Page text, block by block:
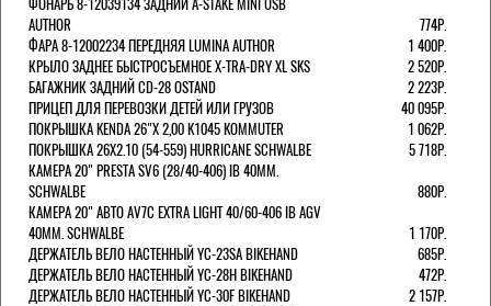
AUTHOR
774Р.
ФАРА 8-12002234 ПЕРЕДНЯЯ LUMINA AUTHOR
1 400Р.
КРЫЛО ЗАДНЕЕ БЫСТРОСЪЕМНОЕ X-TRA-DRY XL SKS
2 520Р.
БАГАЖНИК ЗАДНИЙ CD-28 OSTAND
2 223Р.
ПРИЦЕП ДЛЯ ПЕРЕВОЗКИ ДЕТЕЙ ИЛИ ГРУЗОВ
40 095Р.
ПОКРЫШКА KENDA 26"Х 2,00 K1045 KOMMUTER
1 062Р.
ПОКРЫШКА 26X2.10 (54-559) HURRICANE SCHWALBE
5 718Р.
КАМЕРА 20" PRESTA SV6 (28/40-406) IB 40MM.
SCHWALBE
880Р.
КАМЕРА 20" АВТО AV7C EXTRA LIGHT 40/60-406 IB AGV
40MM. SCHWALBE
1 170Р.
ДЕРЖАТЕЛЬ ВЕЛО НАСТЕННЫЙ YC-23SA BIKEHAND
685Р.
ДЕРЖАТЕЛЬ ВЕЛО НАСТЕННЫЙ YC-28H BIKEHAND
472Р.
ДЕРЖАТЕЛЬ ВЕЛО НАСТЕННЫЙ YC-30F BIKEHAND
2 157Р.